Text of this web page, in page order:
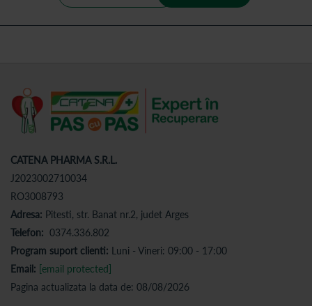
CATENA PHARMA S.R.L.
J2023002710034
RO3008793
Adresa: Pitesti, str. Banat nr.2, judet Arges
Telefon: 0374.336.802
Program suport clienti: Luni - Vineri: 09:00 - 17:00
Email: [email protected]
Pagina actualizata la data de: 08/08/2026